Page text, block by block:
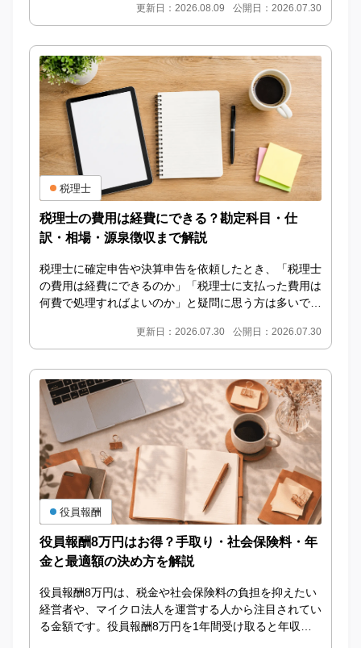
更新日：2026.08.09 公開日：2026.07.30
税理士の費用は経費にできる？勘定科目・仕
訳・相場・源泉徴収まで解説
税理士に確定申告や決算申告を依頼したとき、「税理士
の費用は経費にできるのか」「税理士に支払った費用は
何費で処理すればよいのか」と疑問に思う方は多いでし
更新日：2026.07.30 公開日：2026.07.30
税理士
役員報酬8万円はお得？手取り・社会保険料・年
金と最適額の決め方を解説
役員報酬8万円は、税金や社会保険料の負担を抑えたい
経営者や、マイクロ法人を運営する人から注目されてい
る金額です。役員報酬8万円を1年間受け取ると年収は9
役員報酬